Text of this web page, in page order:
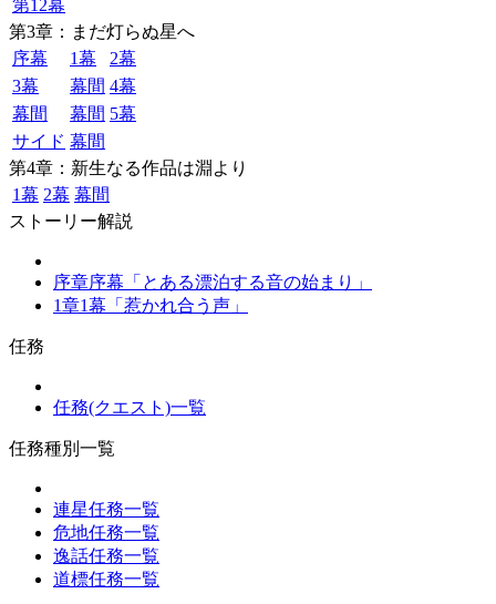
第12幕
第3章：まだ灯らぬ星へ
序幕
1幕
2幕
3幕
幕間 4幕
幕間
幕間 5幕
サイド 幕間
第4章：新生なる作品は淵より
1幕 2幕 幕間
ストーリー解説
序章序幕「とある漂泊する音の始まり」
1章1幕「惹かれ合う声」
任務
任務(クエスト)一覧
任務種別一覧
連星任務一覧
危地任務一覧
逸話任務一覧
道標任務一覧